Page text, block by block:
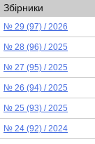
Збірники
№ 29 (97) / 2026
№ 28 (96) / 2025
№ 27 (95) / 2025
№ 26 (94) / 2025
№ 25 (93) / 2025
№ 24 (92) / 2024